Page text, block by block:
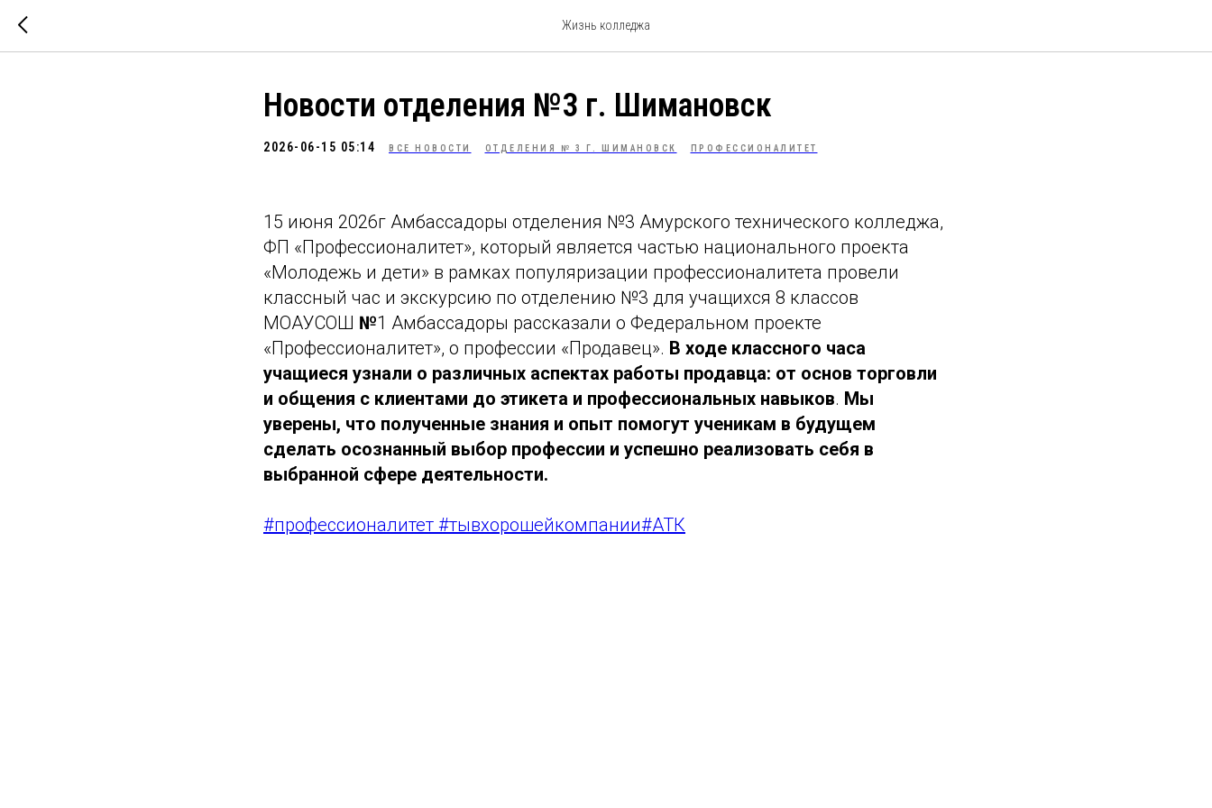
Жизнь колледжа
Новости отделения №3 г. Шимановск
2026-06-15 05:14 ВСЕ НОВОСТИ ОТДЕЛЕНИЯ № 3 Г. ШИМАНОВСК ПРОФЕССИОНАЛИТЕТ
15 июня 2026г Амбассадоры отделения №3 Амурского технического колледжа,
ФП «Профессионалитет», который является частью национального проекта
«Молодежь и дети» в рамках популяризации профессионалитета провели
классный час и экскурсию по отделению №3 для учащихся 8 классов
МОАУСОШ №1 Амбассадоры рассказали о Федеральном проекте
«Профессионалитет», о профессии «Продавец». В ходе классного часа
учащиеся узнали о различных аспектах работы продавца: от основ торговли
и общения с клиентами до этикета и профессиональных навыков. Мы
уверены, что полученные знания и опыт помогут ученикам в будущем
сделать осознанный выбор профессии и успешно реализовать себя в
выбранной сфере деятельности.
#профессионалитет #тывхорошейкомпании#АТК